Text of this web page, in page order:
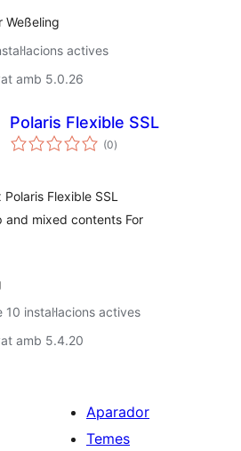
Weßeling
actives
amb 5.0.26
Polaris Flexible SSL
(0puntuacions
totals
)
Flexible SSL
and mixed contents For
10 instal·lacions actives
amb 5.4.20
Aparador
Temes